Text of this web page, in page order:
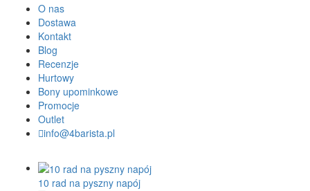
O nas
Dostawa
Kontakt
Blog
Recenzje
Hurtowy
Bony upominkowe
Promocje
Outlet
info@4barista.pl
10 rad na pyszny napój